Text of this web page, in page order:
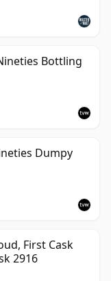
Bottling
Dumpy
First Cask
2916